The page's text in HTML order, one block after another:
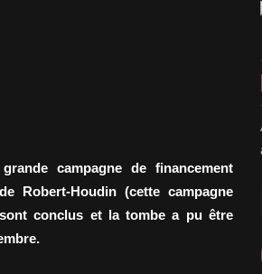
campagne de financement
Robert-Houdin (cette campagne
conclus et la tombe a pu être